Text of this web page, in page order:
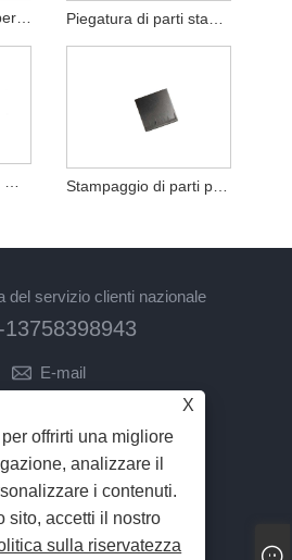
Prodotti hardware per la lavorazione di parti per stampaggio di metalli Piegatura di parti stampate in acciaio inossidabile
Piegatura di parti in metallo per stampaggio inossidabile Stampaggio di parti per la lavorazione di prodotti in metallo
del servizio clienti nazionale
13758398943
E-mail
SEGUICI
X
offrirti una migliore
analizzare il
i contenuti.
sito, accetti il ​​nostro
sulla riservatezza